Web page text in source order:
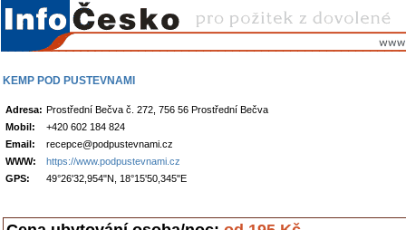
KEMP POD PUSTEVNAMI
Adresa: Prostřední Bečva č. 272, 756 56 Prostřední Bečva
Mobil:
+420 602 184 824
Email:
recepce@podpustevnami.cz
WWW:
https://www.podpustevnami.cz
GPS:
49°26'32,954"N, 18°15'50,345"E